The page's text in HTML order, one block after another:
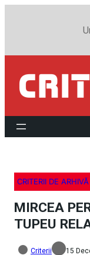
CRITERII DE ARHIVĂ
MIRCEA
TUPEU
Criterii 15